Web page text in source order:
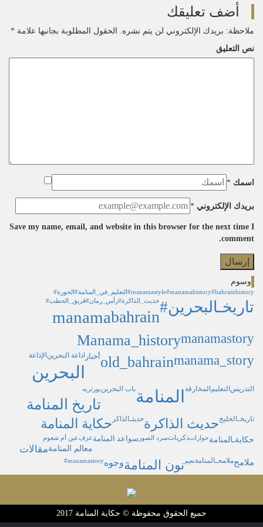
أضف تعليقك
ملاحظة: بريدك الإلكتروني لن يتم نشره. الحقول المطلوبة بجانبها علامة *
نص التعليق
اسمك *
بريدك الإلكتروني *
Save my name, email, and website in this browser for the next time I
comment.
وسوم
#bahrainhistory
#manamahistory
#manamastyle #التعليم_في_المنامة #الحورة
#تاريخـالبحرين #حديث_الذاكرة #رأس_رمان #فريق_الحطب
bahrain
manama
manamastory
Manama_history
manama_story
old_bahrain أخبار اذاعة البحرين الإذاعة
البحرين
التدريس التعليم المخارقة المنامةباب البحرينبورتريه
تاريخ المنامة
تاريخـالخليجحديث الذاكرةحديثـالذاكر حكاية المنامة
حكايةـالمنامةحواراتذكرياتسرد الصور سواعد المنامةعزفعين أم شعوم
معالم المنامةمقالات
ملامحملامحـالمنامةنعيم نون المنامةوجوه‏#manamastory
جميع الحقوق محفوظة © حكاية المنامة 2017